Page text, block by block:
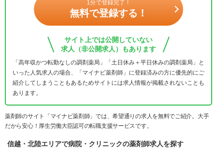
1分で登録完了！
無料で登録する！
サイト上では公開していない
求人（非公開求人）もあります
「高年収かつ転勤なしの調剤薬局」「土日休み＋平日休みの調剤薬局」と
いった人気求人の場合、「マイナビ薬剤師」に登録済みの方に優先的にご
紹介してしまうこともあるためサイトには求人情報が掲載されないことも
あります。
薬剤師のサイト「マイナビ薬剤師」では、希望通りの求人を無料でご紹介。大手
だから安心！厚生労働大臣認可の転職支援サービスです。
信越・北陸エリアで病院・クリニックの薬剤師求人を探す